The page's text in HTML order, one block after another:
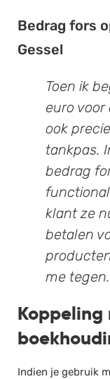
Bedrag fors
Gessel
Toen ik
euro
ook
tankpas.
bedrag
klant ze
betalen
me tegen.
Koppeling
Indien je gebruik